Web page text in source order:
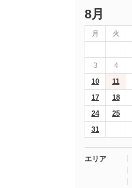
8月
月 火
3
4
10
11
17
18
24
25
31
エリア